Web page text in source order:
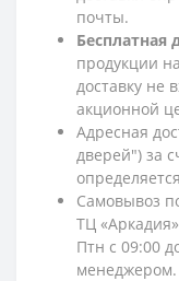
почты.
Бесплатная
продукции
доставку не
акционной
Адресная
дверей") за
Самовывоз
ТЦ
Птн с 09:00
менеджером.